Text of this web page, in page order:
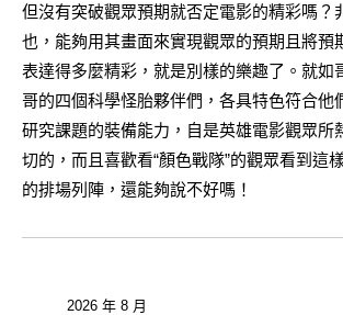
但沒有突破觀眾預期就否定電影的精彩嗎？
也，能夠用其畫面來實現觀眾的預期且將預
表達得多麼精彩，就是別樣的樂趣了。就如
哥的四個科學怪胎夥伴們，各具特色符合他
研究課題的裝備能力，自是英雄電影觀眾所
切的，而且喜歡看“顏色戰隊”的觀眾看到這
的排場列陣，還能夠說不好嗎！
2026 年 8 月